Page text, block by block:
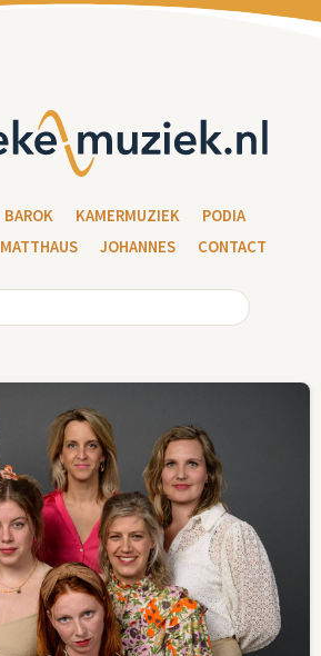
BAROK KAMERMUZIEK
PODIA
MATTHAUS JOHANNES CONTACT